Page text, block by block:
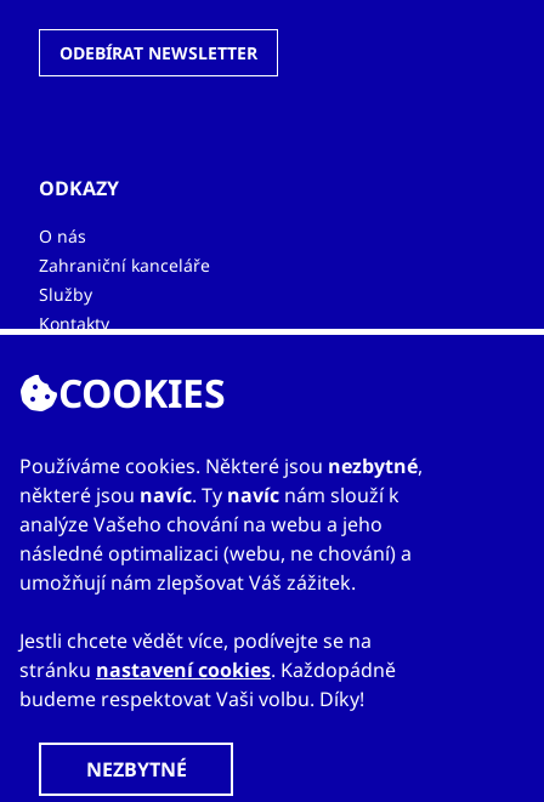
ODEBÍRAT NEWSLETTER
ODKAZY
O nás
Zahraniční kanceláře
Služby
Kontakty
© 2023
CzechTrade
Mapa webu Prohlášení o přístupnosti
Nastavení cookies
Právní výhrada
Ochrana osobních údajůObchodní podmínky
COOKIES
Používáme cookies. Některé jsou nezbytné,
některé jsou navíc. Ty navíc nám slouží k
analýze Vašeho chování na webu a jeho
následné optimalizaci (webu, ne chování) a
umožňují nám zlepšovat Váš zážitek.
Jestli chcete vědět více, podívejte se na
stránku nastavení cookies. Každopádně
budeme respektovat Vaši volbu. Díky!